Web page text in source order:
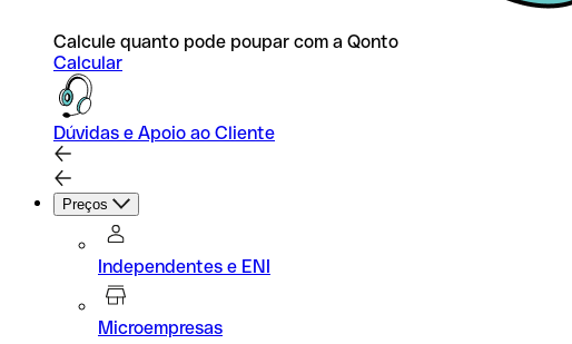
Calcule quanto pode poupar com a Qonto
Calcular
Dúvidas e Apoio ao Cliente
Preços
Independentes e ENI
Microempresas